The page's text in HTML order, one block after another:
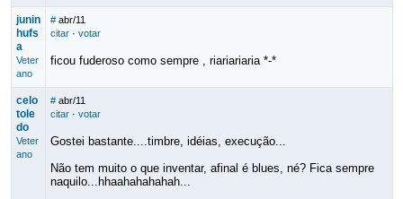
junin
hufs
a
Veter
ano
# abr/11
citar· votar
ficou fuderoso como sempre , riariariaria *-*
celo
tole
do
Veter
ano
# abr/11
citar· votar
Gostei bastante....timbre, idéias, execução...
Não tem muito o que inventar, afinal é blues, né? Fica sempre
naquilo...hhaahahahahah...